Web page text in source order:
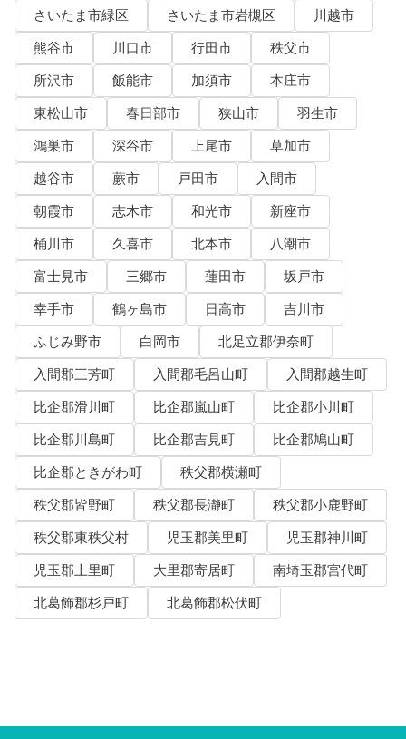
さいたま市緑区
さいたま市岩槻区
川越市
熊谷市
川口市 行田市
秩父市
所沢市
飯能市 加須市
本庄市
東松山市
春日部市 狭山市
羽生市
鴻巣市
深谷市 上尾市
草加市
越谷市
蕨市 戸田市
入間市
朝霞市
志木市 和光市
新座市
桶川市
久喜市 北本市
八潮市
富士見市
三郷市 蓮田市
坂戸市
幸手市
鶴ヶ島市 日高市
吉川市
ふじみ野市
白岡市
北足立郡伊奈町
入間郡三芳町
入間郡毛呂山町
入間郡越生町
比企郡滑川町
比企郡嵐山町
比企郡小川町
比企郡川島町
比企郡吉見町
比企郡鳩山町
比企郡ときがわ町
秩父郡横瀬町
秩父郡皆野町
秩父郡長瀞町
秩父郡小鹿野町
秩父郡東秩父村
児玉郡美里町
児玉郡神川町
児玉郡上里町
大里郡寄居町
南埼玉郡宮代町
北葛飾郡杉戸町
北葛飾郡松伏町